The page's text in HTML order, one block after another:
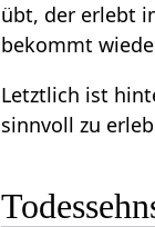
übt, der erlebt
bekommt
Letztlich ist
sinnvoll zu